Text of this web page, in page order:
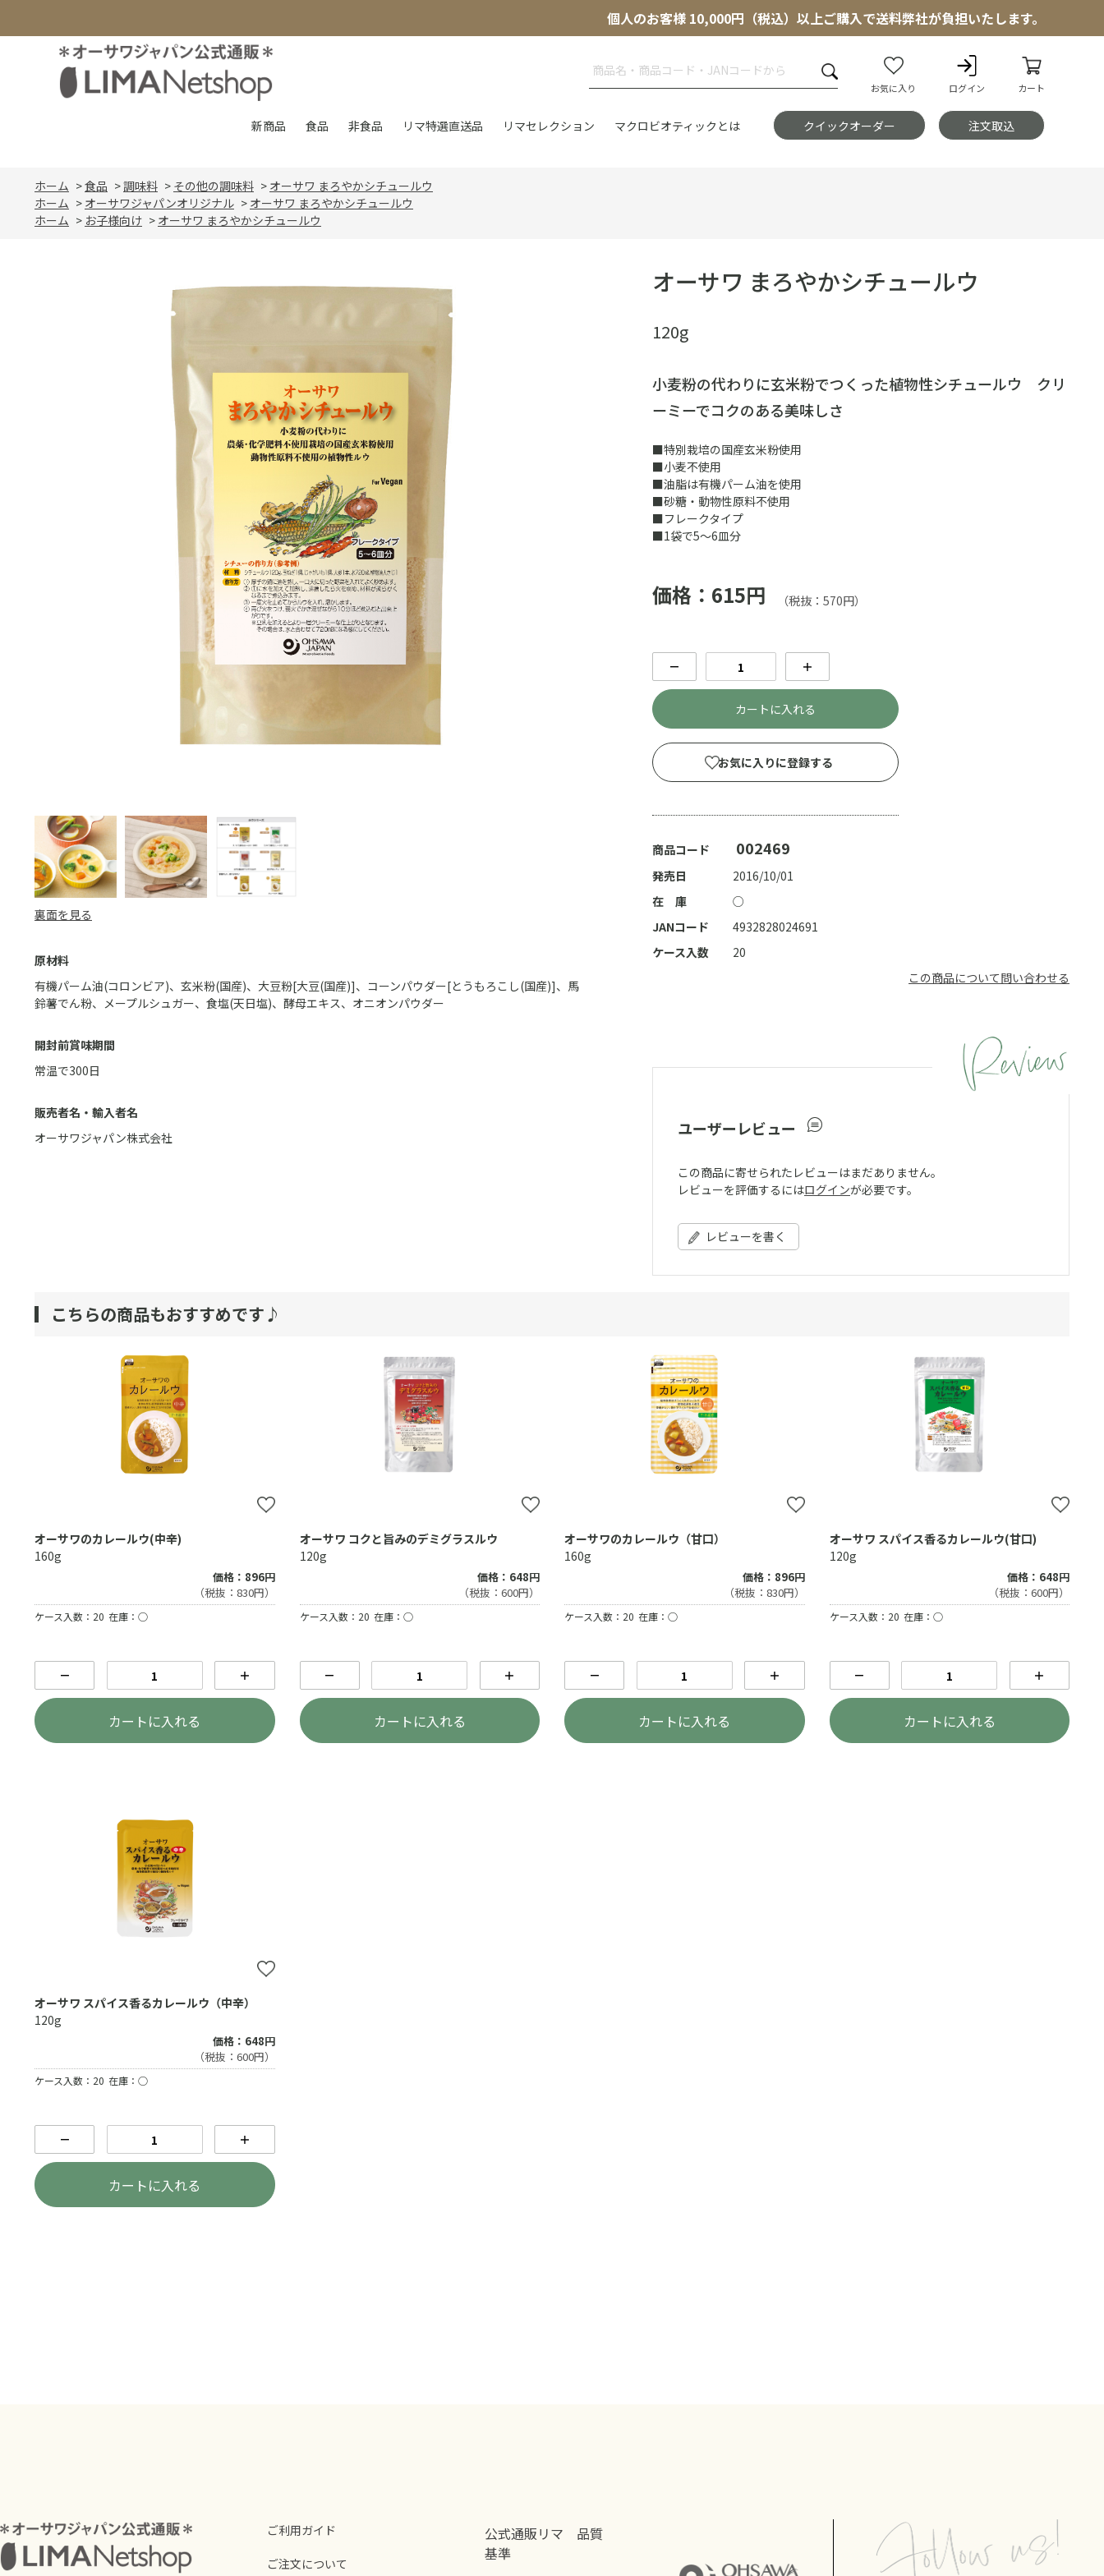
個人のお客様 10,000円（税込）以上ご購入で送料弊社が負担いたします。
お気に入り ログイン カート
新商品 食品 非食品 リマ特選直送品 リマセレクション マクロビオティックとは クイックオーダー 注文取込
ホーム >食品 >調味料 > その他の調味料 > オーサワ まろやかシチュールウ
ホーム > オーサワジャパンオリジナル > オーサワ まろやかシチュールウ
ホーム > お子様向け > オーサワ まろやかシチュールウ
裏面を見る
原材料
有機パーム油(コロンビア)、玄米粉(国産)、大豆粉[大豆(国産)]、コーンパウダー[とうもろこし(国産)]、馬
鈴薯でん粉、メープルシュガー、食塩(天日塩)、酵母エキス、オニオンパウダー
開封前賞味期間
常温で300日
販売者名・輸入者名
オーサワジャパン株式会社
オーサワ まろやかシチュールウ
120g
小麦粉の代わりに玄米粉でつくった植物性シチュールウ クリ
ーミーでコクのある美味しさ
■特別栽培の国産玄米粉使用
■小麦不使用
■油脂は有機パーム油を使用
■砂糖・動物性原料不使用
■フレークタイプ
■1袋で5～6皿分
価格：615円 （税抜：570円）
商品コード 002469
発売日
2016/10/01
在 庫
○
－ ＋
カートに入れる
お気に入りに登録する
JANコード
4932828024691
ケース入数
20
この商品について問い合わせる
ユーザーレビュー
この商品に寄せられたレビューはまだありません。
レビューを評価するにはログインが必要です。
レビューを書く
こちらの商品もおすすめです♪
オーサワのカレールウ(中辛)
160g
価格：896円
（税抜：830円）
ケース入数：20 在庫：○
－ ＋
カートに入れる
オーサワ コクと旨みのデミグラスルウ
120g
価格：648円
（税抜：600円）
ケース入数：20 在庫：○
－ ＋
カートに入れる
オーサワのカレールウ（甘口）
160g
価格：896円
（税抜：830円）
ケース入数：20 在庫：○
－ ＋
カートに入れる
オーサワ スパイス香るカレールウ(甘口)
120g
価格：648円
（税抜：600円）
ケース入数：20 在庫：○
－ ＋
カートに入れる
オーサワ スパイス香るカレールウ（中辛）
120g
価格：648円
（税抜：600円）
ケース入数：20 在庫：○
－ ＋
カートに入れる
ご利用ガイド
ご注文について
公式通販リマ 品質
基準